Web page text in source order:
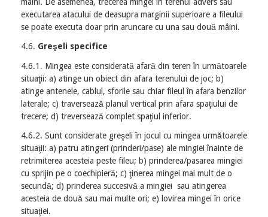
executarea atacului de deasupra marginii superioare a fileului
se poate executa doar prin aruncare cu una sau două mâini.
4.6. Greşeli specifice
4.6.1. Mingea este considerată afară din teren în următoarele
situaţii: a) atinge un obiect din afara terenului de joc; b)
atinge antenele, cablul, sforile sau chiar fileul în afara benzilor
laterale; c) traversează planul vertical prin afara spaţiului de
trecere; d) treversează complet spaţiul inferior.
4.6.2. Sunt considerate greşeli în jocul cu mingea următoarele
situaţii: a) patru atingeri (prinderi/pase) ale mingiei înainte de
retrimiterea acesteia peste fileu; b) prinderea/pasarea mingiei
cu sprijin pe o coechipieră; c) ţinerea mingei mai mult de o
secundă; d) prinderea succesivă a mingiei sau atingerea
acesteia de două sau mai multe ori; e) lovirea mingei în orice
situaţiei.